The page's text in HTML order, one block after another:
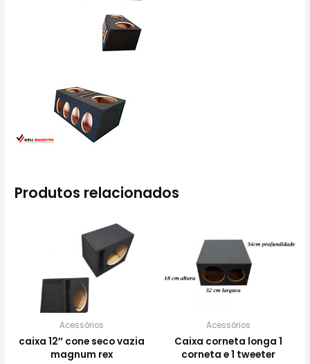
Produtos relacionados
Acessórios
caixa 12″ cone seco vazia
magnum rex
Acessórios
Caixa corneta longa 1
corneta e 1 tweeter